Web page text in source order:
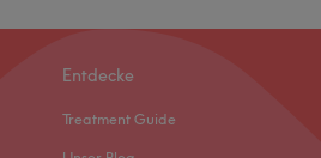
Entdecke
Treatment Guide